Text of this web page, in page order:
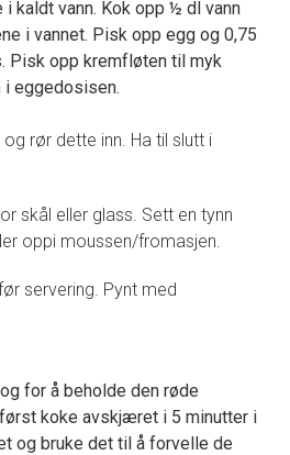
kaldt vann. Kok opp ½ dl vann
i vannet. Pisk opp egg og 0,75
Pisk opp kremfløten til myk
i eggedosisen.
rør dette inn. Ha til slutt i
skål eller glass. Sett en tynn
oppi moussen/fromasjen.
servering. Pynt med
for å beholde den røde
koke avskjæret i 5 minutter i
og bruke det til å forvelle de